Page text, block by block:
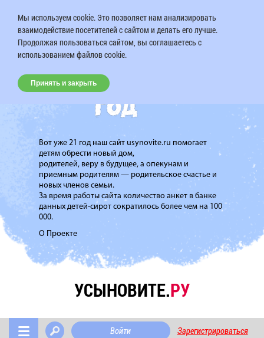
Вот уже 21 год наш сайт usynovite.ru помогает
детям обрести новый дом,
родителей, веру в будущее, а опекунам и
приемным родителям — родительское счастье и
новых членов семьи.
За время работы сайта количество анкет в банке
данных детей-сирот сократилось более чем на 100
000.
О Проекте
УСЫНОВИТЕ.РУ
Войти Зарегистрироваться
Мы используем cookie. Это позволяет нам анализировать
взаимодействие посетителей с сайтом и делать его лучше.
Продолжая пользоваться сайтом, вы соглашаетесь с
использованием файлов cookie.
Принять и закрыть